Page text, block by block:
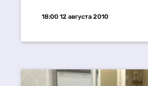
18:00 12 августа 2010